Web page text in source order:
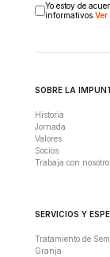
Yo estoy de
informativos.
SOBRE LA
Historia
Jornada
Valores
Socios
Trabaja con
SERVICIOS Y
Tratamiento de
Granja